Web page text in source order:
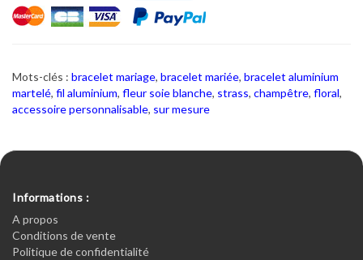
Mots-clés : bracelet mariage, bracelet mariée, bracelet aluminium
martelé, fil aluminium, fleur soie blanche, strass, champêtre, floral,
accessoire personnalisable, sur mesure
Informations :
A propos
Conditions de vente
Politique de confidentialité